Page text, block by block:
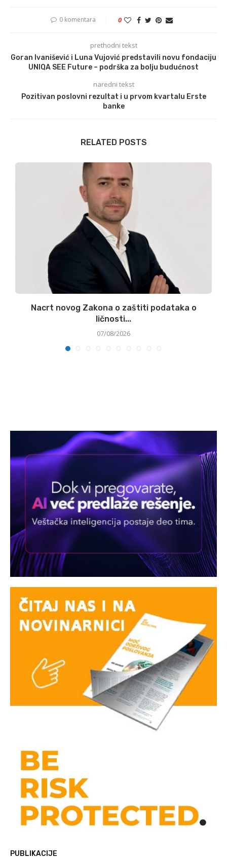
0 komentara 0
prethodni tekst
Goran Ivanišević i Luna Vujović predstavili novu fondaciju
UNIQA SEE Future – podrška za bolju budućnost
naredni tekst
Pozitivan poslovni rezultat i u prvom kvartalu Erste
banke
RELATED POSTS
Nacrt novog Zakona o zaštiti podataka o
ličnosti...
07/08/2026
PUBLIKACIJE